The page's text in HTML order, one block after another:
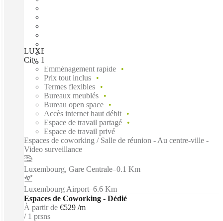
LUXEMBOURG, Spaces Place de la Gare, Luxembourg
City, 1616
Emménagement rapide
Prix tout inclus
Termes flexibles
Bureaux meublés
Bureau open space
Accès internet haut débit
Espace de travail partagé
Espace de travail privé
Espaces de coworking / Salle de réunion - Au centre-ville -
Video surveillance
Luxembourg, Gare Centrale–0.1 Km
Luxembourg Airport–6.6 Km
Espaces de Coworking - Dédié
À partir de €529 /m
1 prsns